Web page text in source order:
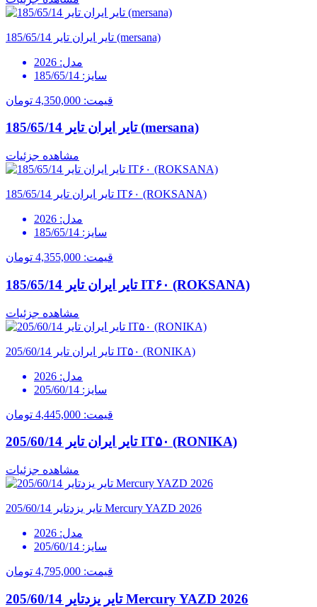
تایر ایران تایر 185/65/14 (mersana)
مدل: 2026
سایز: 185/65/14
قیمت: 4,350,000 تومان
تایر ایران تایر 185/65/14 (mersana)
مشاهده جزئیات
تایر ایران تایر 185/65/14 IT۶۰ (ROKSANA)
مدل: 2026
سایز: 185/65/14
قیمت: 4,355,000 تومان
تایر ایران تایر 185/65/14 IT۶۰ (ROKSANA)
مشاهده جزئیات
تایر ایران تایر 205/60/14 IT۵۰ (RONIKA)
مدل: 2026
سایز: 205/60/14
قیمت: 4,445,000 تومان
تایر ایران تایر 205/60/14 IT۵۰ (RONIKA)
مشاهده جزئیات
تایر یزدتایر 205/60/14 Mercury YAZD 2026
مدل: 2026
سایز: 205/60/14
قیمت: 4,795,000 تومان
تایر یزدتایر 205/60/14 Mercury YAZD 2026